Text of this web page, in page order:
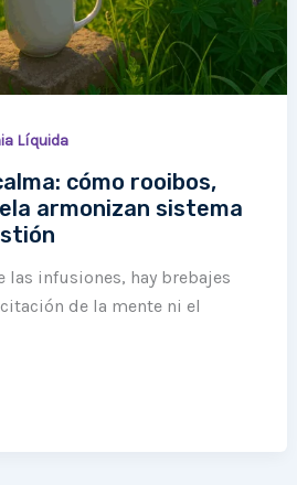
Líquida
cómo rooibos,
armonizan sistema
las infusiones, hay brebajes
de la mente ni el